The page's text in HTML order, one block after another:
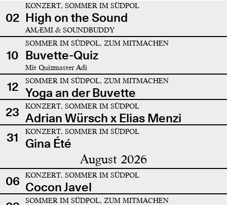
02
KONZERT, SOMMER IM SÜDPOL
High on the Sound
AMÆMI & SOUNDBUDDY
10
SOMMER IM SÜDPOL, ZUM MITMACHEN
Buvette-Quiz
Mit Quizmaster Adi
12 SOMMER IM SÜDPOL, ZUM MITMACHEN
Yoga an der Buvette
23
KONZERT, SOMMER IM SÜDPOL
Adrian Würsch x Elias Menzi
31
KONZERT, SOMMER IM SÜDPOL
Gina Été
August 2026
06 KONZERT, SOMMER IM SÜDPOL
Cocon Javel
SOMMER IM SÜDPOL, ZUM MITMACHEN